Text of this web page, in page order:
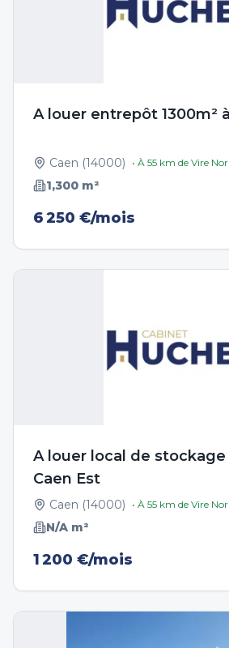
A louer entrepôt 1300m²
Caen (14000) • À 55 km de Vire
1,300 m²
6 250 €/mois
A louer local de stockage
Caen Est
Caen (14000) • À 55 km de Vire
N/A m²
1 200 €/mois